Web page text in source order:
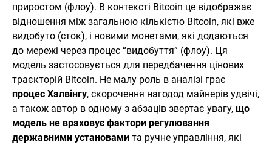
приростом (флоу). В контексті Bitcoin це відображає
відношення між загальною кількістю Bitcoin, які вже
видобуто (сток), і новими монетами, які додаються
до мережі через процес “видобуття” (флоу). Ця
модель застосовується для передбачення цінових
траєкторій Bitcoin. Не малу роль в аналізі грає
процес Халвінгу, скорочення нагодод майнерів удвічі,
а також автор в одному з абзаців звертає увагу, що
модель не враховує фактори регулювання
державними установами та ручне управління, які